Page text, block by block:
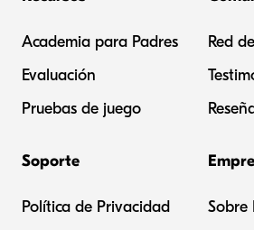
Academia para Padres
Evaluación
Pruebas de juego
Red
Soporte
Política de Privacidad
Sobre